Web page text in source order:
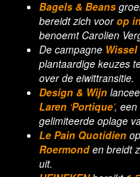
Bagels & Beans
bereidt zich voorop
benoemt Carolien
De campagne Wissel
plantaardige keuzes
over de eiwittransitie.
Design & Wijn
Laren ‘Portique’, een
gelimiteerde oplage
Le Pain Quotidien
Roermonden breidt
uit.